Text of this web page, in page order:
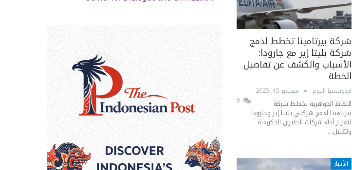
شركة بيرتامينا تخطط لدمج
شركة بليتا إير مع جارودا:
الأسباب والكشف عن تفاصيل
الخطة
إندونيسيا اليوم
سبتمبر 15, 2025
النقاط الجوهرية تخطط شركة
بيرتامينا لدمج شركتي بليتا إير وجارودا
لتعزيز أداء شركات الطيران الحكومية
وتقليل…
الأخبار